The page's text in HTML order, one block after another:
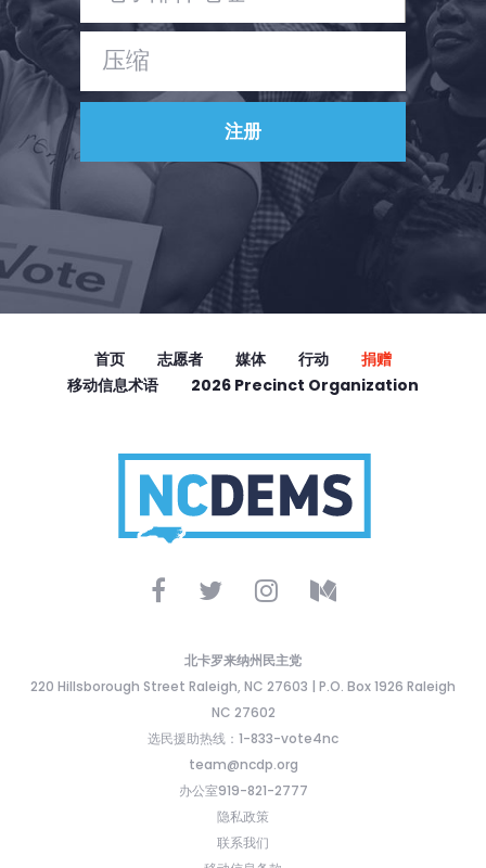
首页 志愿者 媒体 行动
捐赠
移动信息术语
2026 Precinct Organization
北卡罗来纳州民主党
220 Hillsborough Street Raleigh, NC 27603 | P.O. Box 1926 Raleigh
NC 27602
选民援助热线：1-833-vote4nc
team@ncdp.org
办公室919-821-2777
隐私政策
联系我们